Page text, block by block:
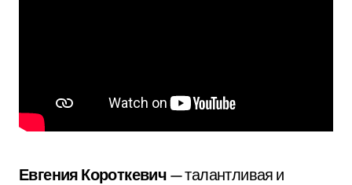
Евгения Короткевич — талантливая и